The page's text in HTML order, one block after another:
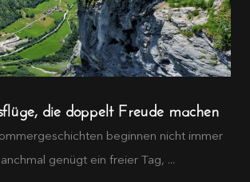
die doppelt Freude machen
beginnen nicht immer
genügt ein freier Tag, ...